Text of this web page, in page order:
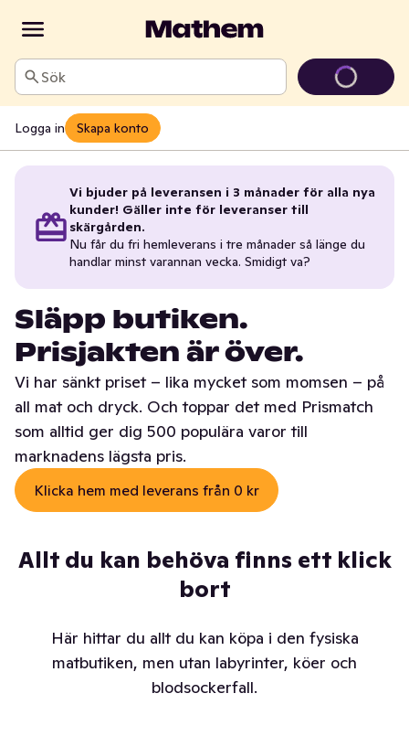
Sök
Logga in Skapa konto
Vi bjuder på leveransen i 3 månader för alla nya
kunder! Gäller inte för leveranser till
skärgården.
Nu får du fri hemleverans i tre månader så länge du
handlar minst varannan vecka. Smidigt va?
Släpp butiken.
Prisjakten är över.
Vi har sänkt priset – lika mycket som momsen – på
all mat och dryck. Och toppar det med Prismatch
som alltid ger dig 500 populära varor till
marknadens lägsta pris.
Klicka hem med leverans från 0 kr
Allt du kan behöva finns ett klick
bort
Här hittar du allt du kan köpa i den fysiska
matbutiken, men utan labyrinter, köer och
blodsockerfall.